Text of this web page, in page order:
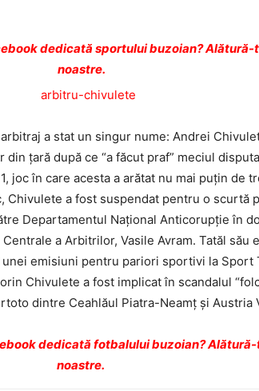
dedicată sportului buzoian?
noastre.
a stat un singur nume: Andrei
ţară după ce “a făcut praf” meciul
joc în care acesta a arătat nu mai puţin de
Chivulete a fost suspendat pentru o scurtă
Departamentul Naţional Anticorupţie în
a Arbitrilor, Vasile Avram. Tatăl său
emisiuni pentru pariori sportivi la Sport
Chivulete a fost implicat în scandalul
dintre Ceahlăul Piatra-Neamţ şi Austria
dedicată fotbalului buzoian?
noastre.